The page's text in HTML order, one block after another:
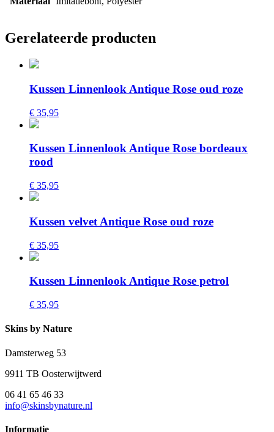
Gerelateerde producten
Kussen Linnenlook Antique Rose oud roze
€ 35,95
Kussen Linnenlook Antique Rose bordeaux
rood
€ 35,95
Kussen velvet Antique Rose oud roze
€ 35,95
Kussen Linnenlook Antique Rose petrol
€ 35,95
Skins by Nature
Damsterweg 53
9911 TB Oosterwijtwerd
06 41 65 46 33
info@skinsbynature.nl
Informatie